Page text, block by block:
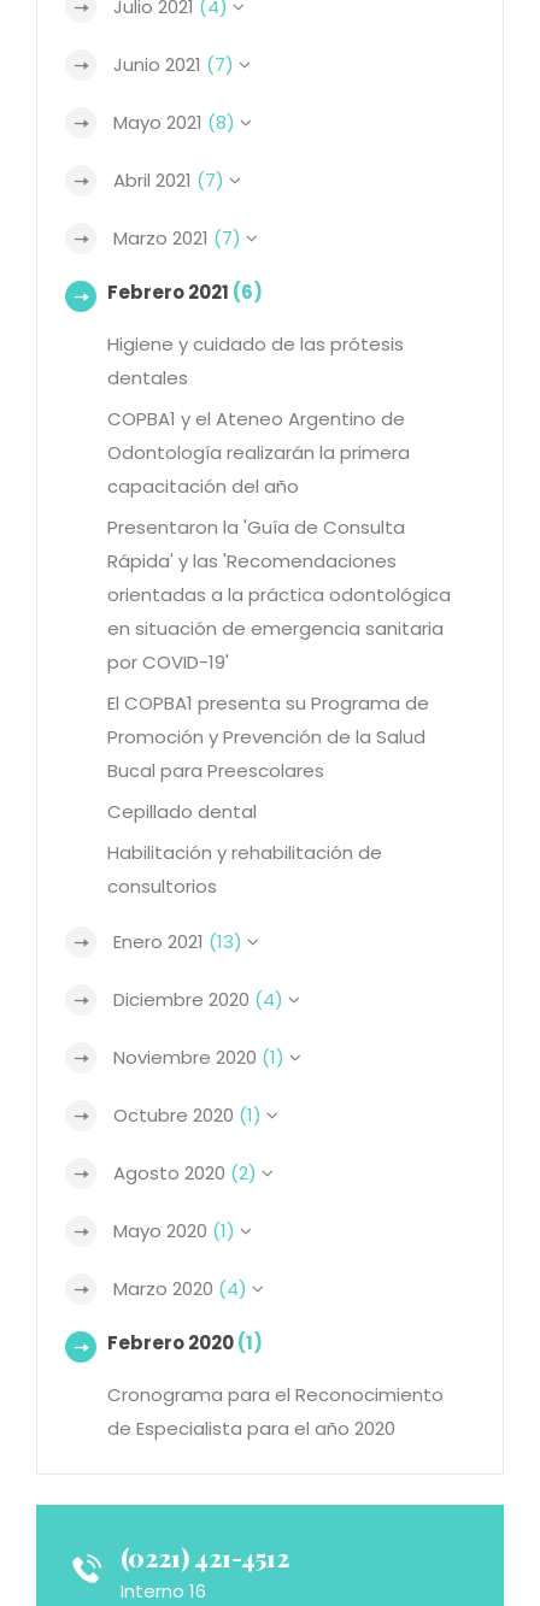
Julio 2021 (4)
Junio 2021 (7)
Mayo 2021 (8)
Abril 2021 (7)
Marzo 2021 (7)
Febrero 2021 (6)
Higiene y cuidado de las prótesis
dentales
COPBA1 y el Ateneo Argentino de
Odontología realizarán la primera
capacitación del año
Presentaron la 'Guía de Consulta
Rápida' y las 'Recomendaciones
orientadas a la práctica odontológica
en situación de emergencia sanitaria
por COVID-19'
El COPBA1 presenta su Programa de
Promoción y Prevención de la Salud
Bucal para Preescolares
Cepillado dental
Habilitación y rehabilitación de
consultorios
Enero 2021 (13)
Diciembre 2020 (4)
Noviembre 2020 (1)
Octubre 2020 (1)
Agosto 2020 (2)
Mayo 2020 (1)
Marzo 2020 (4)
Febrero 2020(1)
Cronograma para el Reconocimiento
de Especialista para el año 2020
(0221) 421-4512
Interno 16